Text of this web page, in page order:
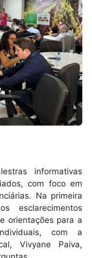
informativas
com foco em
Na primeira
esclarecimentos
orientações para a
com a
Vivyane Paiva,